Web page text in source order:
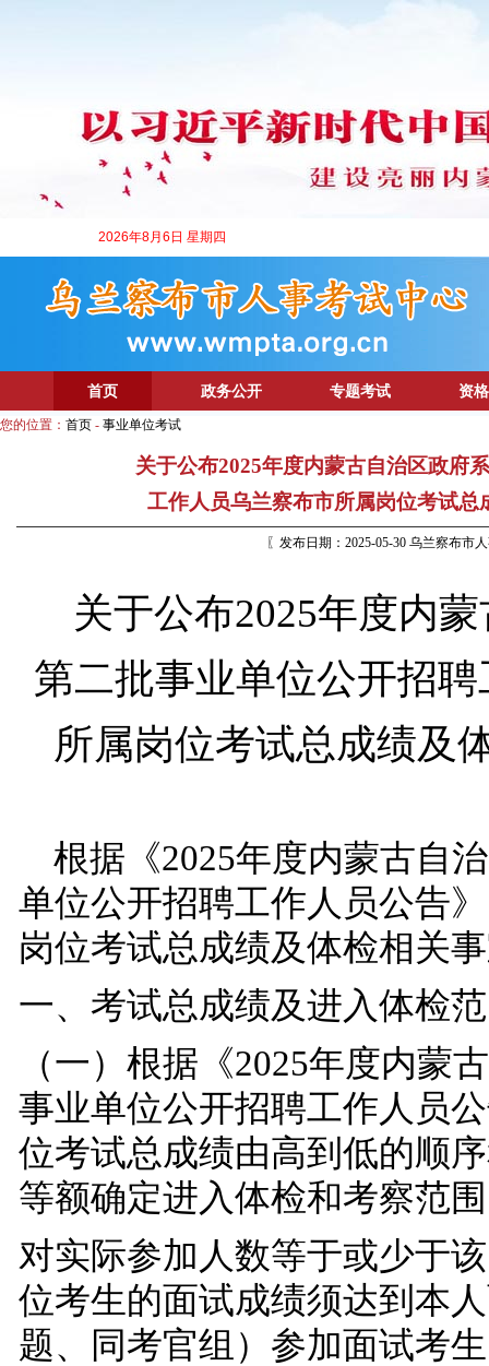
2026年8月6日 星期四
首页 政务公开 专题考试 资
您的位置： 首页 - 事业单位考试
关于公布2025年度内蒙古自治区政府
工作人员乌兰察布市所属岗位考试总
〖发布日期：2025-05-30 乌兰察布市
关于公布2025年度内
第二批事业单位公开招
所属岗位考试总成绩及
根据 《2025年度内蒙古自
单位公开招聘工作人员公告》
岗位考试总成绩及体检相关
一、 考试总成绩及进入体检
（一） 根据 《2025年度内蒙
事业单位公开招聘工作人员
位考试总成绩由高到低的顺
等额确定进入体检和考察范
对实际参加人数等于或少于
位考生的面试成绩须达到本
题、同考官组）参加面试考